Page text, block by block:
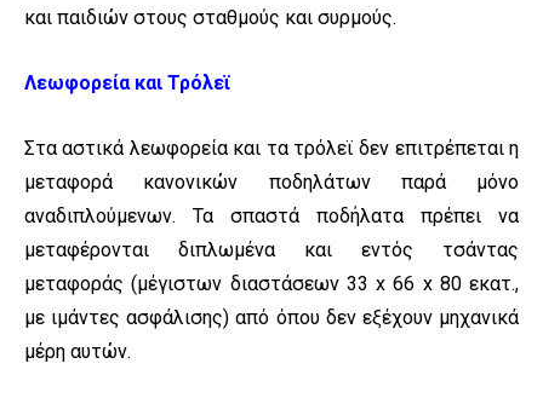
και παιδιών στους σταθμούς και συρμούς.
Λεωφορεία και Τρόλεϊ
Στα αστικά λεωφορεία και τα τρόλεϊ δεν επιτρέπεται η
μεταφορά κανονικών ποδηλάτων παρά μόνο
αναδιπλούμενων. Τα σπαστά ποδήλατα πρέπει να
μεταφέρονται διπλωμένα και εντός τσάντας
μεταφοράς (μέγιστων διαστάσεων 33 x 66 x 80 εκατ.,
με ιμάντες ασφάλισης) από όπου δεν εξέχουν μηχανικά
μέρη αυτών.